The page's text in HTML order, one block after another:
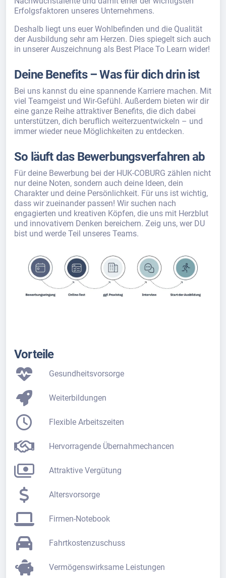
Erfolgsfaktoren unseres Unternehmens.
Deshalb liegt uns euer Wohlbefinden und die Qualität
der Ausbildung sehr am Herzen. Dies spiegelt sich auch
in unserer Auszeichnung als Best Place To Learn wider!
Deine Benefits – Was für dich drin ist
Bei uns kannst du eine spannende Karriere machen. Mit
viel Teamgeist und Wir-Gefühl. Außerdem bieten wir dir
eine ganze Reihe attraktiver Benefits, die dich dabei
unterstützen, dich beruflich weiterzuentwickeln – und
immer wieder neue Möglichkeiten zu entdecken.
So läuft das Bewerbungsverfahren ab
Für deine Bewerbung bei der HUK-COBURG zählen nicht
nur deine Noten, sondern auch deine Ideen, dein
Charakter und deine Persönlichkeit. Für uns ist wichtig,
dass wir zueinander passen! Wir suchen nach
engagierten und kreativen Köpfen, die uns mit Herzblut
und innovativem Denken bereichern. Zeig uns, wer DU
bist und werde Teil unseres Teams.
Vorteile
Gesundheitsvorsorge
Weiterbildungen
Flexible Arbeitszeiten
Hervorragende Übernahmechancen
Attraktive Vergütung
Altersvorsorge
Firmen-Notebook
Fahrtkostenzuschuss
Vermögenswirksame Leistungen